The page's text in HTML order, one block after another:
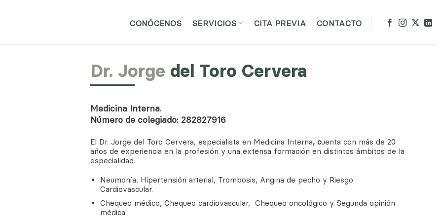
CONÓCENOS SERVICIOS CITA PREVIA CONTACTO
Dr. Jorge del Toro Cervera
Medicina Interna.
Número de colegiado: 282827916
El Dr. Jorge del Toro Cervera, especialista en Medicina Interna, cuenta con más de 20
años de experiencia en la profesión y una extensa formación en distintos ámbitos de la
especialidad.
Neumonía, Hipertensión arterial, Trombosis, Angina de pecho y Riesgo
Cardiovascular.
Chequeo médico, Chequeo cardiovascular, Chequeo oncológico y Segunda opinión
médica.